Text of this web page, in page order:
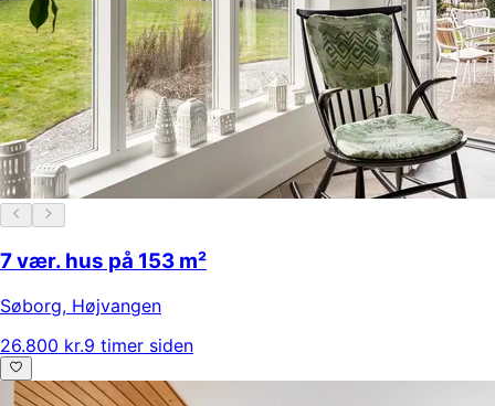
7 vær. hus på 153 m²
Søborg, Højvangen
26.800 kr.9 timer siden